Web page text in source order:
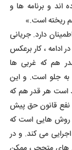
و برنامه ها و
ریخته است.»
دارد. جریانی
ادامه ، کار برعکس
هم که غربی ها
جلو است. و این
است هر قدر هم که
نفع قانون حق پیش
روش هایی است که
می کند. و در